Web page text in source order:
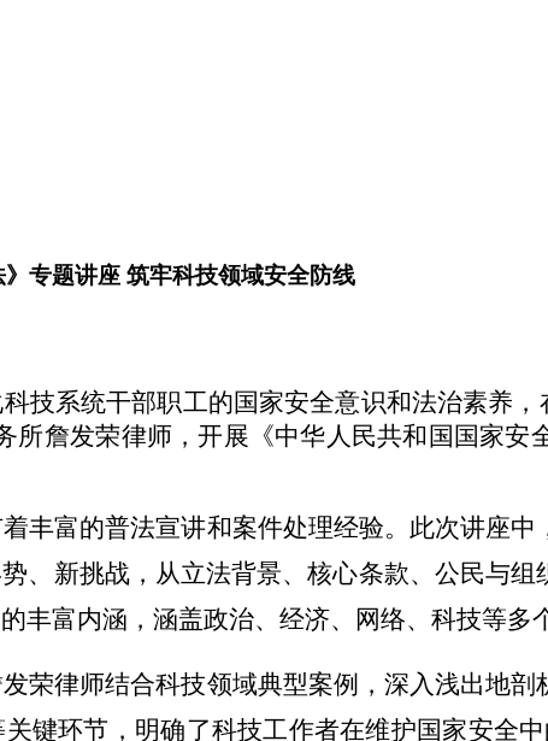
专题讲座 筑牢科技领域安全防线
技系统干部职工的国家安全意识和法治素养
所詹发荣律师，开展《中华人民共和国 国家安
丰富的普法宣讲和案件处理经验。此次讲座
、新挑战，从立法背景、核心条款、公民与组
丰富内涵，涵盖政治、经济、网络、科技等多
荣律师结合科技领域典型案例，深入浅出地
键环节，明确了科技工作者在维护国家安全